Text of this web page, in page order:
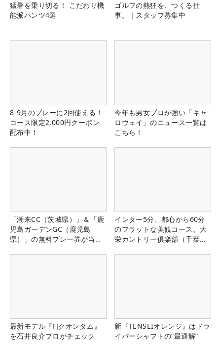
猛暑を乗り切る！ こだわり機
能派パンツ4選
ゴルフの熱狂を、つくる仕
事。｜スタッフ募集中
8-9月のプレーに2回使える！
コース限定2,000円クーポン
配布中！
今年も男女プロが強い「キャ
ロウェイ」のニュース一覧は
こちら！
「潮来CC（茨城県）」＆「鹿
児島ガーデンGC（鹿児島
県）」の無料プレー券が当た
インター5分、都心から60分
のフラットな美観コース。大
栄カントリー俱楽部（千葉
最新モデル『FJクオンタム』
を石井良介プロがチェック
新『TENSEIオレンジ』はドラ
イバーシャフトの“最適解”